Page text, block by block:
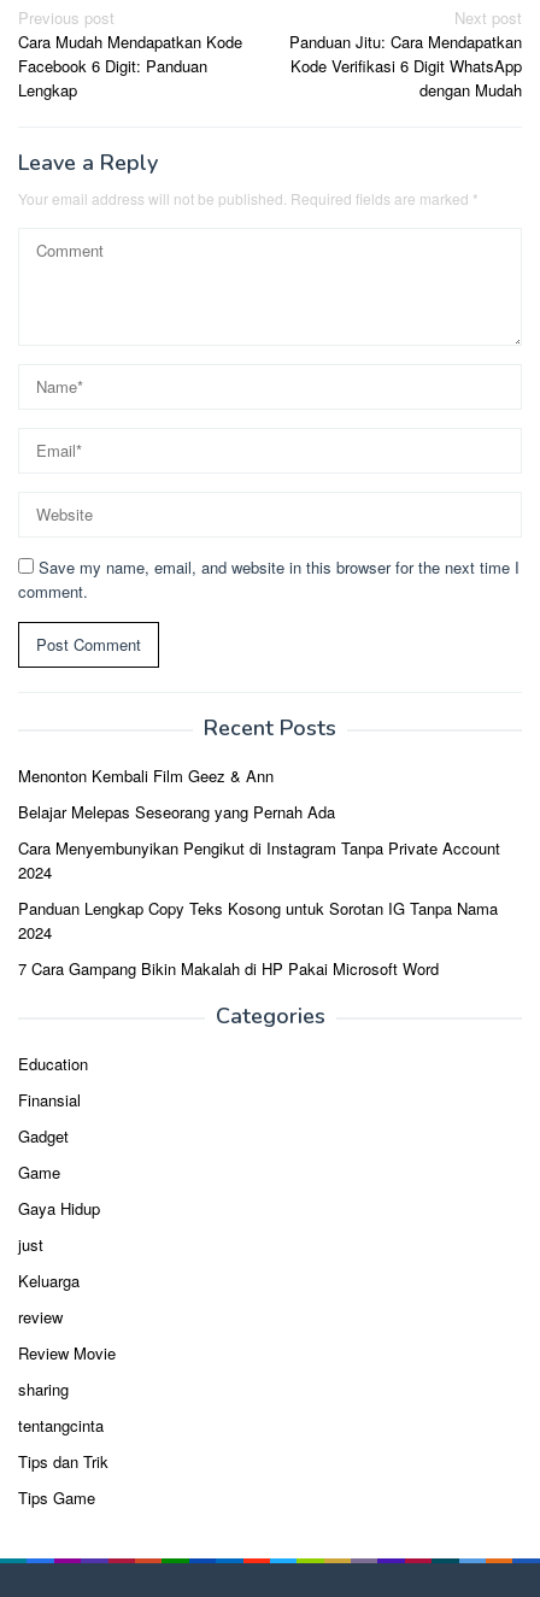
Post
navigation
Previous post
Cara Mudah Mendapatkan Kode
Facebook 6 Digit: Panduan
Lengkap
Next post
Panduan Jitu: Cara Mendapatkan
Kode Verifikasi 6 Digit WhatsApp
dengan Mudah
Leave a Reply
Your email address will not be published. Required fields are marked *
Save my name, email, and website in this browser for the next time I
comment.
Recent Posts
Menonton Kembali Film Geez & Ann
Belajar Melepas Seseorang yang Pernah Ada
Cara Menyembunyikan Pengikut di Instagram Tanpa Private Account
2024
Panduan Lengkap Copy Teks Kosong untuk Sorotan IG Tanpa Nama
2024
7 Cara Gampang Bikin Makalah di HP Pakai Microsoft Word
Categories
Education
Finansial
Gadget
Game
Gaya Hidup
just
Keluarga
review
Review Movie
sharing
tentangcinta
Tips dan Trik
Tips Game